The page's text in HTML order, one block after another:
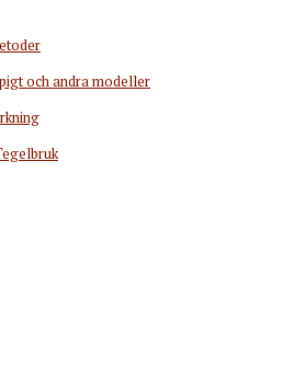
och andra modeller